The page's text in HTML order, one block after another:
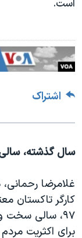
است.
اشتراک
سال گذشته،
غلامرضا رحمانی،
کارگر تاکستان
۹۷، سالی
برای اکثریت مردم